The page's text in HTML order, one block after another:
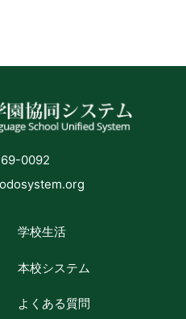
0092
学校生活
本校システム
よくある質問